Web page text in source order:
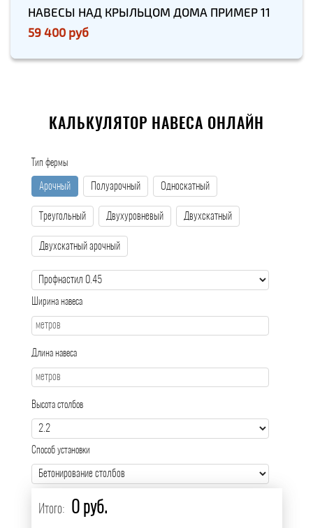
НАВЕСЫ НАД КРЫЛЬЦОМ ДОМА ПРИМЕР 11
59 400 руб
КАЛЬКУЛЯТОР НАВЕСА ОНЛАЙН
Тип фермы
Арочный Полуарочный Односкатный
Треугольный Двухуровневый Двухскатный
Двухскатный арочный
Ширина навеса
Длина навеса
Высота столбов
Способ установки
Итого: 0 руб.